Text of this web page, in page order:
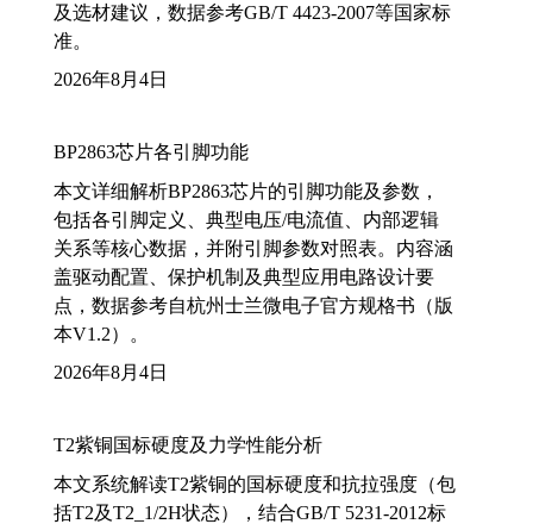
及选材建议，数据参考GB/T 4423-2007等国家标
准。
2026年8月4日
BP2863芯片各引脚功能
本文详细解析BP2863芯片的引脚功能及参数，
包括各引脚定义、典型电压/电流值、内部逻辑
关系等核心数据，并附引脚参数对照表。内容涵
盖驱动配置、保护机制及典型应用电路设计要
点，数据参考自杭州士兰微电子官方规格书（版
本V1.2）。
2026年8月4日
T2紫铜国标硬度及力学性能分析
本文系统解读T2紫铜的国标硬度和抗拉强度（包
括T2及T2_1/2H状态），结合GB/T 5231-2012标